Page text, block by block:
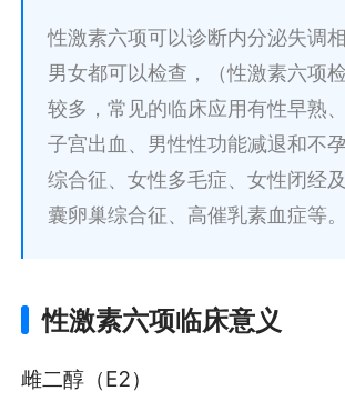
性激素六项可以诊断内分泌失调
男女都可以检查，（性激素六项
较多，常见的临床应用有性早熟
子宫出血、男性性功能减退和不
综合征、女性多毛症、女性闭经
囊卵巢综合征、高催乳素血症等。
性激素六项临床意义
雌二醇（E2）